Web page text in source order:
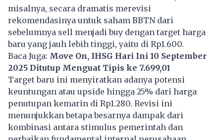
misalnya, secara dramatis merevisi
rekomendasinya untuk saham BBTN dari
sebelumnya sell menjadi buy dengan target harga
baru yang jauh lebih tinggi, yaitu di Rp1.600.
Baca Juga: Move On, IHSG Hari Ini 10 September
2025 Ditutup Menguat Tipis ke 7.699,01
Target baru ini menyiratkan adanya potensi
keuntungan atau upside hingga 25% dari harga
penutupan kemarin di Rp1.280. Revisi ini
menunjukkan betapa besarnya dampak dari
kombinasi antara stimulus pemerintah dan